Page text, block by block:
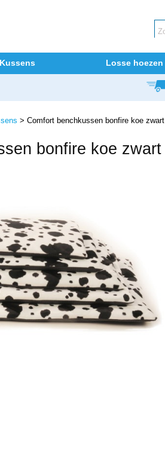
Kussens Losse hoezen
> Comfort benchkussen bonfire koe zwart
bonfire koe zwart